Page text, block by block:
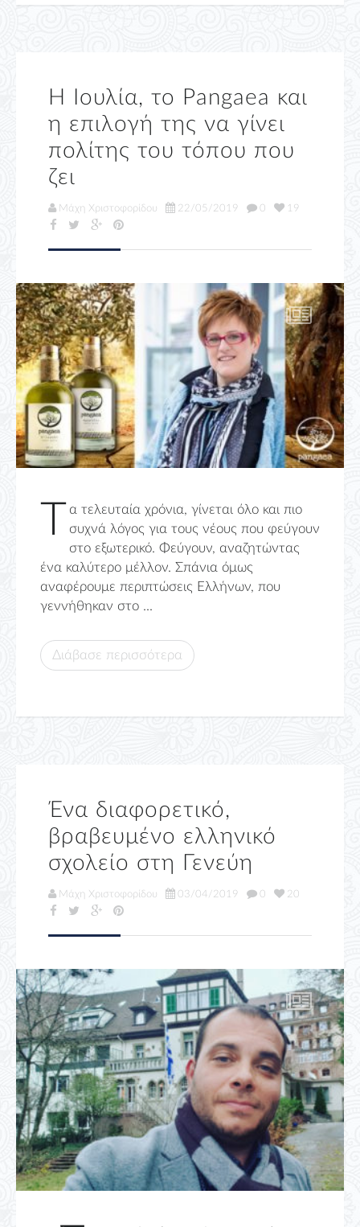
Η Ιουλία, το Pangaea και
η επιλογή της να γίνει
πολίτης του τόπου που
ζει
Μάχη Χριστοφορίδου 22/05/2019 0 19
Τ α τελευταία χρόνια, γίνεται όλο και πιο
συχνά λόγος για τους νέους που φεύγουν
στο εξωτερικό. Φεύγουν, αναζητώντας
ένα καλύτερο μέλλον. Σπάνια όμως
αναφέρουμε περιπτώσεις Ελλήνων, που
γεννήθηκαν στο ...
Διάβασε περισσότερα
Ένα διαφορετικό,
βραβευμένο ελληνικό
σχολείο στη Γενεύη
Μάχη Χριστοφορίδου 03/04/2019 0 20